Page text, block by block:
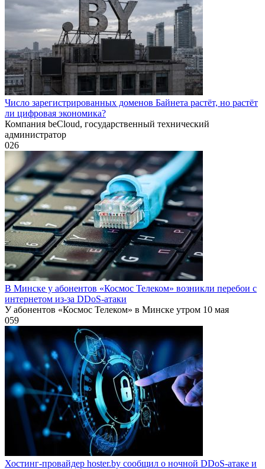
Число зарегистрированных доменов Байнета растёт, но растёт
ли цифровая экономика?
Компания beCloud, государственный технический
администратор
026
В Минске у абонентов «Космос Телеком» возникли перебои с
интернетом из-за DDoS-атаки
У абонентов «Космос Телеком» в Минске утром 10 мая
059
Хостинг-провайдер hoster.by сообщил о ночной DDoS-атаке и